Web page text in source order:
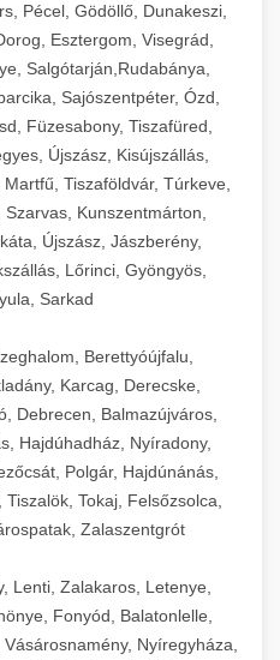
Pécel, Gödöllő, Dunakeszi,
Esztergom, Visegrád,
Salgótarján,Rudabánya,
Sajószentpéter, Ózd,
Füzesabony, Tiszafüred,
Újszász, Kisújszállás,
Tiszaföldvár, Túrkeve,
Kunszentmárton,
Újszász, Jászberény,
Lőrinci, Gyöngyös,
Sarkad
Berettyóújfalu,
Karcag, Derecske,
Debrecen, Balmazújváros,
Hajdúhadház, Nyíradony,
Polgár, Hajdúnánás,
Tokaj, Felsőzsolca,
Zalaszentgrót
Lenti, Zalakaros, Letenye,
Fonyód, Balatonlelle,
Nyíregyháza,